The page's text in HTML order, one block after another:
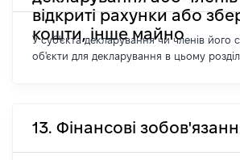
відкриті рахунки або
кошти, інше майно
У суб'єкта декларування чи членів його
об'єкти для декларування в цьому
13. Фінансові